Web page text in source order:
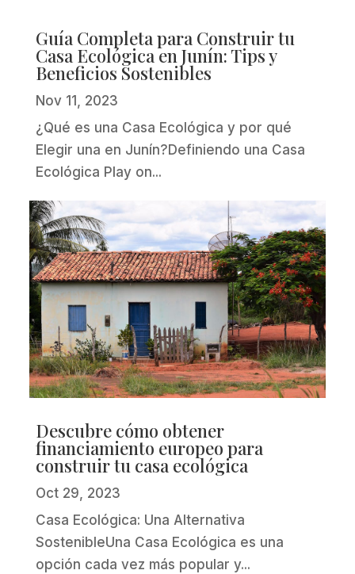
Guía Completa para Construir tu
Casa Ecológica en Junín: Tips y
Beneficios Sostenibles
Nov 11, 2023
¿Qué es una Casa Ecológica y por qué
Elegir una en Junín?Definiendo una Casa
Ecológica Play on...
Descubre cómo obtener
financiamiento europeo para
construir tu casa ecológica
Oct 29, 2023
Casa Ecológica: Una Alternativa
SostenibleUna Casa Ecológica es una
opción cada vez más popular y...